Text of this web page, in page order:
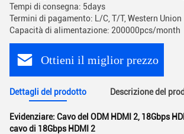
Tempi di consegna: 5days
Termini di pagamento: L/C, T/T, Western Union
Capacità di alimentazione: 200000pcs/month
Ottieni il miglior prezzo
Dettagli del prodotto Descrizione del
Evidenziare: Cavo del ODM HDMI 2, 18Gbps
cavo di 18Gbps HDMI 2